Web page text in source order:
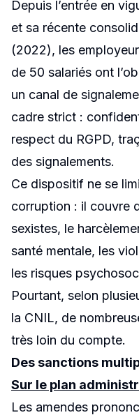
coûter
PUBLIÉ LE
26/08/2025
Depuis l’entrée en
et sa récente
(2022), les
de 50 salariés ont
un canal de
cadre strict :
respect du RGPD,
des signalements.
Ce dispositif ne se
corruption : il couvre
sexistes, le
santé mentale, les
les risques
Pourtant, selon
la CNIL, de
très loin du compte.
Des sanctions
Sur le plan
Les amendes